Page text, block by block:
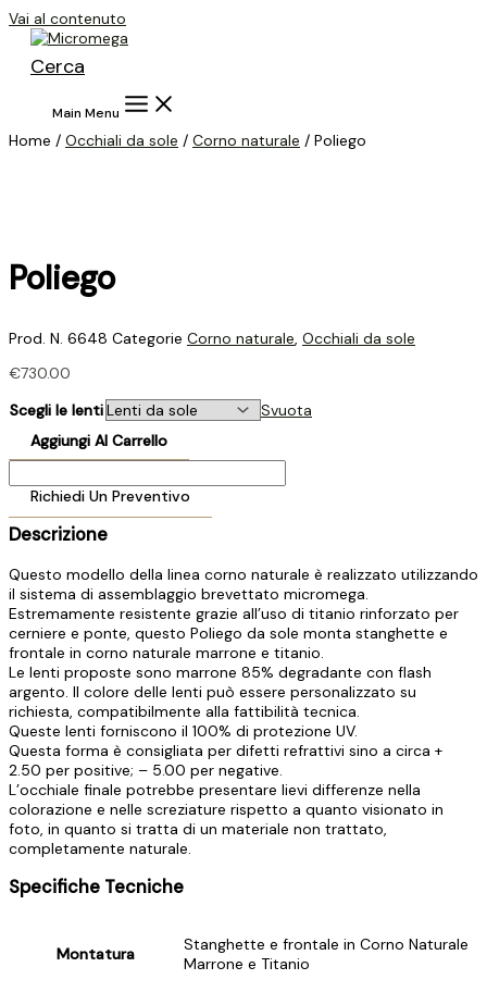
Vai al contenuto
Cerca
Main Menu
Home / Occhiali da sole / Corno naturale / Poliego
Poliego
Prod. N. 6648 Categorie Corno naturale, Occhiali da sole
€730.00
Scegli le lenti
Svuota
Aggiungi Al Carrello
Richiedi Un Preventivo
Descrizione
Questo modello della linea corno naturale è realizzato utilizzando
il sistema di assemblaggio brevettato micromega.
Estremamente resistente grazie all’uso di titanio rinforzato per
cerniere e ponte, questo Poliego da sole monta stanghette e
frontale in corno naturale marrone e titanio.
Le lenti proposte sono marrone 85% degradante con flash
argento. Il colore delle lenti può essere personalizzato su
richiesta, compatibilmente alla fattibilità tecnica.
Queste lenti forniscono il 100% di protezione UV.
Questa forma è consigliata per difetti refrattivi sino a circa +
2.50 per positive; – 5.00 per negative.
L’occhiale finale potrebbe presentare lievi differenze nella
colorazione e nelle screziature rispetto a quanto visionato in
foto, in quanto si tratta di un materiale non trattato,
completamente naturale.
Specifiche Tecniche
Montatura
Stanghette e frontale in Corno Naturale
Marrone e Titanio